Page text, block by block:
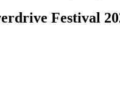
Festival